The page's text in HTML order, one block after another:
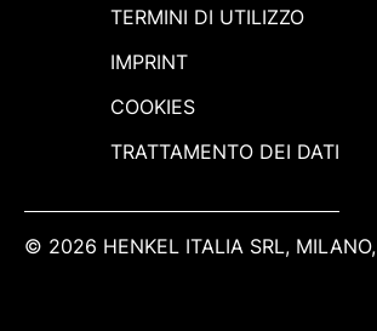
TERMINI DI UTILIZZO
IMPRINT
COOKIES
TRATTAMENTO DEI DATI
© 2026 HENKEL ITALIA SRL,